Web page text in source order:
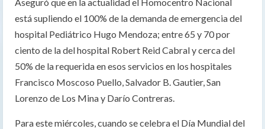
está supliendo el 100% de la demanda de emergencia del
hospital Pediátrico Hugo Mendoza; entre 65 y 70 por
ciento de la del hospital Robert Reid Cabral y cerca del
50% de la requerida en esos servicios en los hospitales
Francisco Moscoso Puello, Salvador B. Gautier, San
Lorenzo de Los Mina y Darío Contreras.
Para este miércoles, cuando se celebra el Día Mundial del